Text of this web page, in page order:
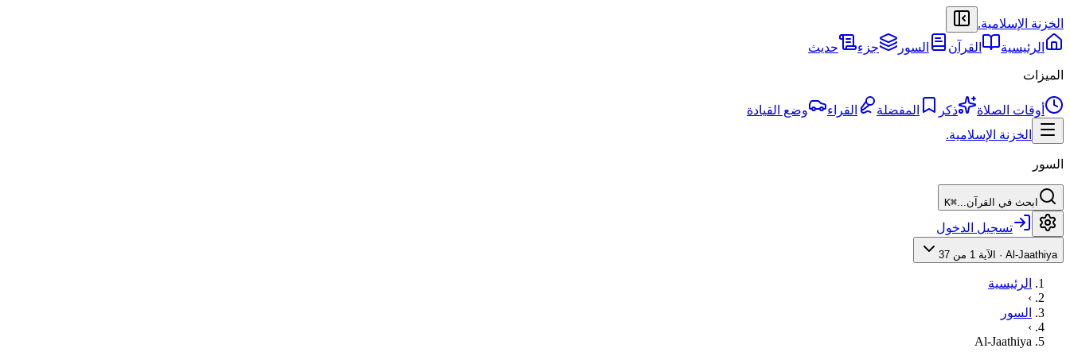
الخزنة الإسلامية.
الرئيسية
القرآن السور جزء حديث
الميزات
أوقات الصلاة ذكر المفضلة القراء
وضع القيادة
الخزنة الإسلامية.
السور
ابحث في القرآن...⌘K
تسجيل الدخول
Al-Jaathiya
· الآية 1 من 37
الرئيسية
›
السور
›
Al-Jaathiya